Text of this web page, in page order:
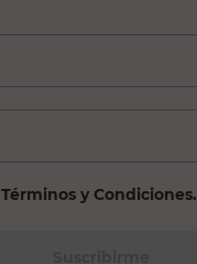
Términos y Condiciones.